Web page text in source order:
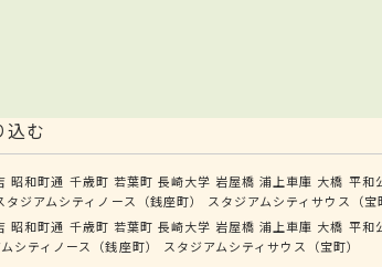
込む
昭和町通 千歳町 若葉町 長崎大学 岩屋橋 浦上車庫 大橋 平和
タジアムシティノース（銭座町） スタジアムシティサウス（宝
昭和町通 千歳町 若葉町 長崎大学 岩屋橋 浦上車庫 大橋 平和
シティノース（銭座町）
スタジアムシティサウス（宝町）